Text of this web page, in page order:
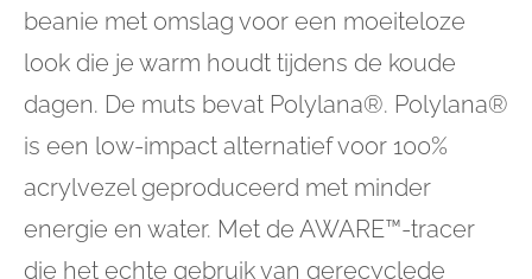
beanie met omslag voor een moeiteloze
look die je warm houdt tijdens de koude
dagen. De muts bevat Polylana®. Polylana®
is een low-impact alternatief voor 100%
acrylvezel geproduceerd met minder
energie en water. Met de AWARE™-tracer
die het echte gebruik van gerecyclede